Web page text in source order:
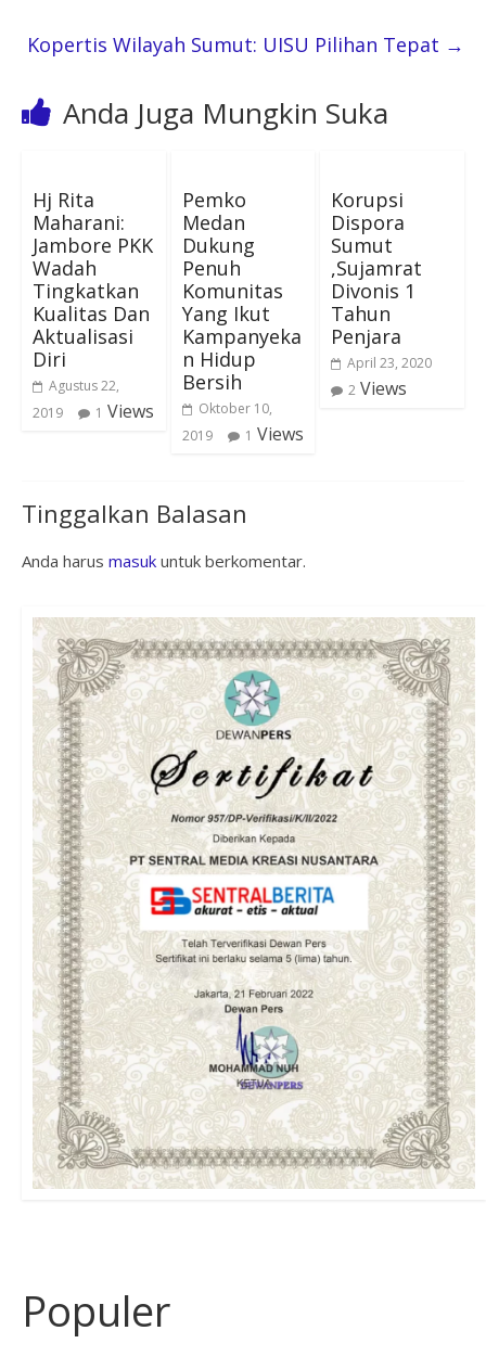
Kopertis Wilayah Sumut: UISU Pilihan Tepat →
Anda Juga Mungkin Suka
Hj Rita
Maharani:
Jambore PKK
Wadah
Tingkatkan
Kualitas Dan
Aktualisasi
Diri
Agustus 22,
2019
1 Views
Pemko
Medan
Dukung
Penuh
Komunitas
Yang Ikut
Kampanyeka
n Hidup
Bersih
Oktober 10,
2019
1 Views
Korupsi
Dispora
Sumut
,Sujamrat
Divonis 1
Tahun
Penjara
April 23, 2020
2 Views
Tinggalkan Balasan
Anda harus masukuntuk berkomentar.
Populer